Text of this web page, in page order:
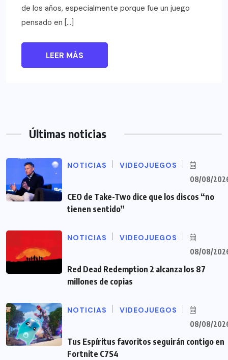
de los años, especialmente porque fue un juego
pensado en […]
LEER MÁS
Últimas noticias
NOTICIAS VIDEOJUEGOS
08/08/
CEO de Take-Two dice que los discos “no
tienen sentido”
NOTICIAS VIDEOJUEGOS
08/08/
Red Dead Redemption 2 alcanza los 87
millones de copias
NOTICIAS VIDEOJUEGOS
08/08/
Tus Espíritus favoritos seguirán contigo en
Fortnite C7S4